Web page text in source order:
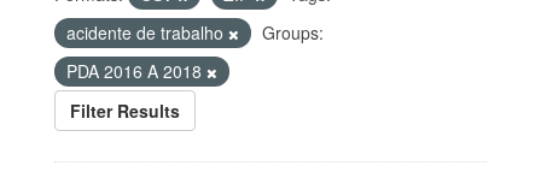
acidente de trabalho
Groups:
PDA 2016 A 2018
Filter Results